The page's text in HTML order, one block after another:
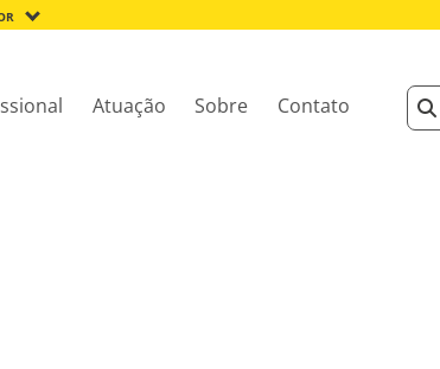
Atuação Sobre Contato